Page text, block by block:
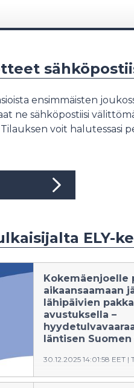
ensimmäisten
ne sähköpostiisi
voit halutessasi
ELY-
Kokemäenjoelle
aikaansaamaan
lähipäivien
avustuksella –
läntisen
30.12.2025 14:01:58 EET |
Kokemäenjoen